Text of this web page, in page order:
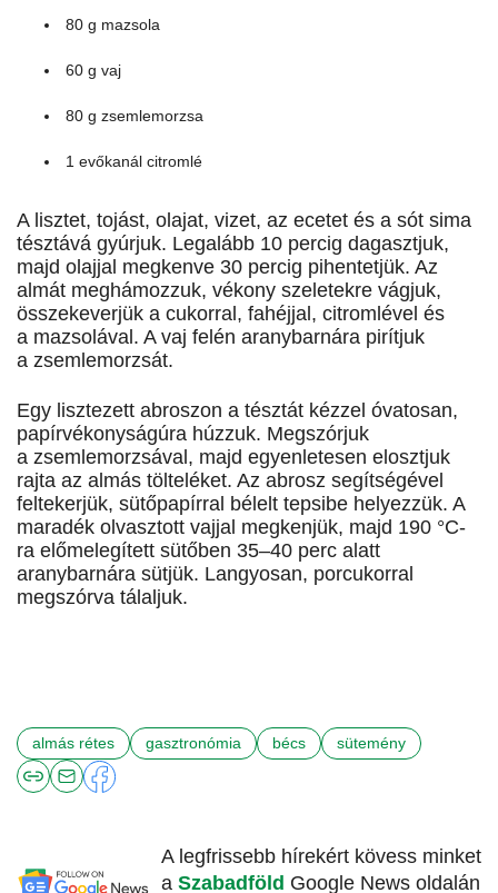
80 g mazsola
60 g vaj
80 g zsemlemorzsa
1 evőkanál citromlé
A lisztet, tojást, olajat, vizet, az ecetet és a sót sima
tésztává gyúrjuk. Legalább 10 percig dagasztjuk,
majd olajjal megkenve 30 percig pihentetjük. Az
almát meghámozzuk, vékony szeletekre vágjuk,
összekeverjük a cukorral, fahéjjal, citromlével és
a mazsolával. A vaj felén arany­bar­nára pirítjuk
a zsemlemorzsát.
Egy lisztezett abroszon a tésztát kézzel óvatosan,
papírvékonyságúra húzzuk. Megszórjuk
a zsemlemorzsával, majd egyenletesen elosztjuk
rajta az almás tölteléket. Az abrosz segítségével
feltekerjük, sütőpapírral bélelt tepsibe helyezzük. A
maradék olvasztott vajjal megkenjük, majd 190 °C-
ra előmelegített sütőben 35–40 perc alatt
aranybarnára sütjük. Langyosan, porcukorral
megszórva tálaljuk.
almás rétes gasztronómia bécs sütemény
A legfrissebb hírekért kövess minket
a Szabadföld Google News oldalán